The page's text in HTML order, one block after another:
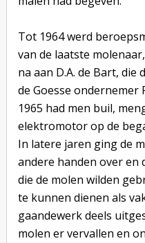
Tot 1964 werd
van de laatste
na aan D.A. de Bart, die
de Goesse ondernemer
1965 had men buil,
elektromotor op de
In latere jaren ging de
andere handen over en
die de molen wilden
te kunnen dienen als
gaandewerk deels
molen er vervallen en